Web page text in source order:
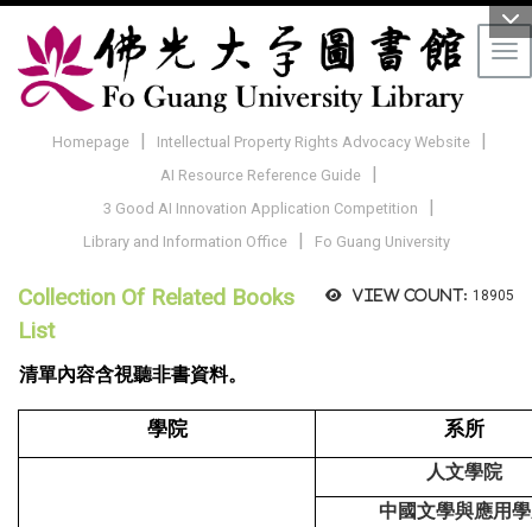
Homepage | Intellectual Property Rights Advocacy Website |
AI Resource Reference Guide |
3 Good AI Innovation Application Competition |
Library and Information Office | Fo Guang University
View count: 18905
Collection Of Related Books
List
清單內容含視聽非書資料。
學院 系所
人文學院
中國文學與應用